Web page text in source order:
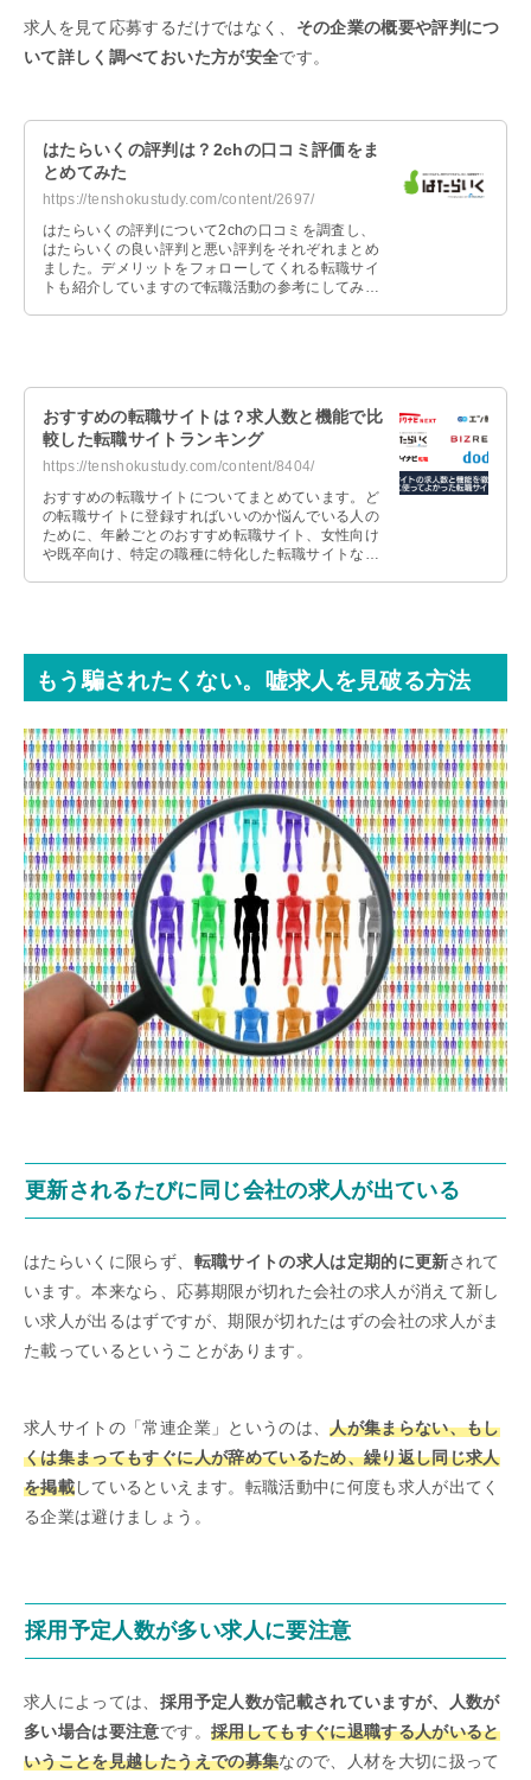
求人を見て応募するだけではなく、 その企業の概要や評判につ
いて詳しく調べておいた方が安全です。
はたらいくの評判は？2chの口コミ評価をま
とめてみた
https://tenshokustudy.com/content/2697/
はたらいくの評判について2chの口コミを調査し、
はたらいくの良い評判と悪い評判をそれぞれまとめ
ました。デメリットをフォローしてくれる転職サイ
トも紹介していますので転職活動の参考にしてみて
おすすめの転職サイトは？求人数と機能で比
較した転職サイトランキング
https://tenshokustudy.com/content/8404/
おすすめの転職サイトについてまとめています。ど
の転職サイトに登録すればいいのか悩んでいる人の
ために、年齢ごとのおすすめ転職サイト、女性向け
や既卒向け、特定の職種に特化した転職サイトなど
もう騙されたくない。嘘求人を見破る方法
更新されるたびに同じ会社の求人が出ている
はたらいくに限らず、 転職サイトの求人は定期的に更新されて
います。本来なら、応募期限が切れた会社の求人が消えて新し
い求人が出るはずですが、期限が切れたはずの会社の求人がま
た載っているということがあります。
求人サイトの「常連企業」というのは、人が集まらない、もし
くは集まってもすぐに人が辞めているため、繰り返し同じ求人
を掲載しているといえます。転職活動中に何度も求人が出てく
る企業は避けましょう。
採用予定人数が多い求人に要注意
求人によっては、 採用予定人数が記載されていますが、人数が
多い場合は要注意です。 採用してもすぐに退職する人がいると
いうことを見越したうえでの募集なので、人材を大切に扱って